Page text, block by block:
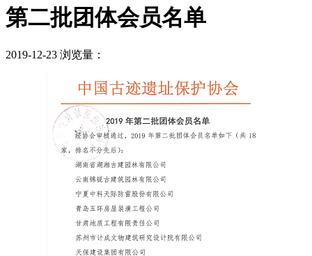
第二批团体会员名单
2019-12-23 浏览量：